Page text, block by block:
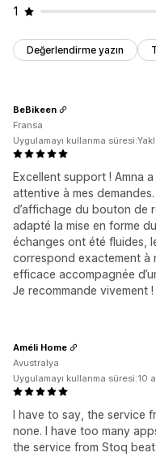
1
Değerlendirme yazın
Excellent support ! Amna
attentive à mes
d’affichage du bouton de
adapté la mise en forme
échanges ont été fluides,
correspond exactement à
efficace accompagnée
Je recommande vivement !
BeBikeen
Fransa
Uygulamayı kullanma
I have to say, the service
none. I have too many
the service from Stoq
Améli Home
Avustralya
Uygulamayı kullanma süresi:10